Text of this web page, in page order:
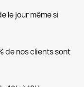
le jour même si
de nos clients sont